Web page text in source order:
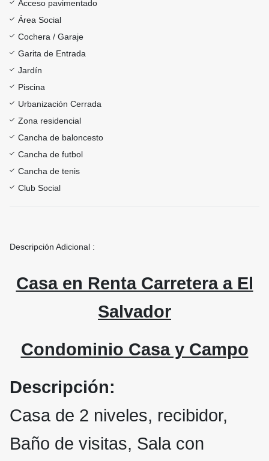
Acceso pavimentado
Área Social
Cochera / Garaje
Garita de Entrada
Jardín
Piscina
Urbanización Cerrada
Zona residencial
Cancha de baloncesto
Cancha de futbol
Cancha de tenis
Club Social
Descripción Adicional :
Casa en Renta Carretera a El
Salvador
Condominio Casa y Campo
Descripción:
Casa de 2 niveles, recibidor,
Baño de visitas, Sala con